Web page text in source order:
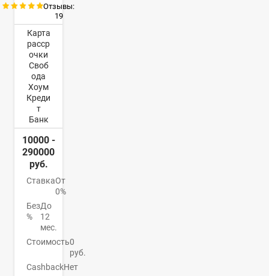
Отзывы:
19
Карта
расср
очки
Своб
ода
Хоум
Креди
т
Банк
10000 -
290000
руб.
СтавкаОт
0%
Без
%
До
12
мес.
Стоимость0
руб.
CashbackНет